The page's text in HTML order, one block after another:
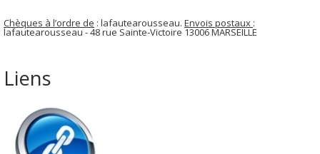
Chèques à l’ordre de : lafautearousseau. Envois postaux :
lafautearousseau - 48 rue Sainte-Victoire 13006 MARSEILLE
Liens